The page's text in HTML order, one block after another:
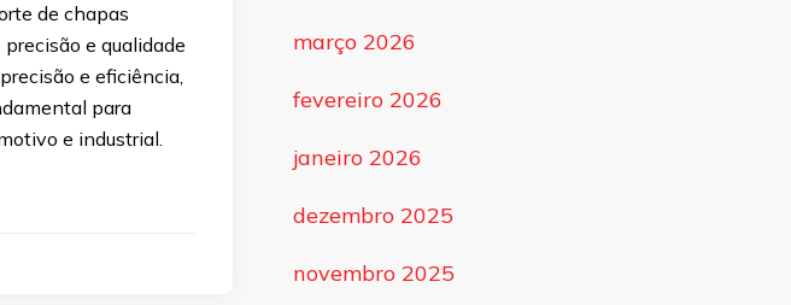
de chapas
e qualidade
e eficiência,
para
e industrial.
março 2026
fevereiro 2026
janeiro 2026
dezembro 2025
novembro 2025